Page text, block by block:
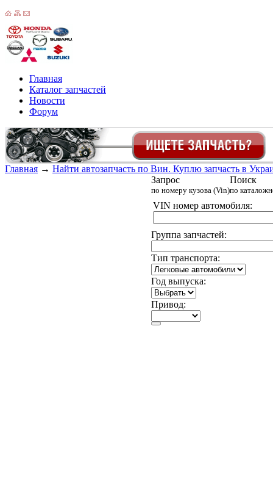
Главная
Каталог запчастей
Новости
Форум
Главная → Найти автозапчасть по Вин. Куплю запчасть в
Запрос
по номеру кузова (Vin)
Поиск
по
VIN номер автомобиля:
Группа запчастей:
Тип транспорта:
Год выпуска:
Привод: